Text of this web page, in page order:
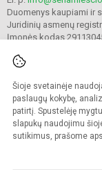
Šioje svetainėje
paslaugų kokybę,
patirtį. Spustelėję
slapukų naudojimu
sutikimus, prašome
Duomenys kaupiami ir
Juridinių asmenų
Įmonės kodas
© 2022. Plungės
Kopijuoti turinį be
Sumanus būdas